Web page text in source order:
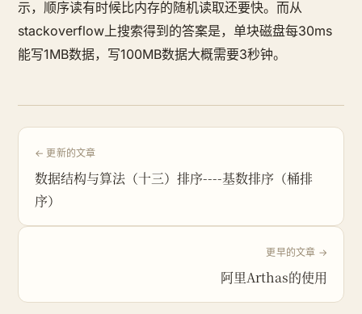
示，顺序读有时候比内存的随机读取还要快。而从
stackoverflow上搜索得到的答案是，单块磁盘每30ms
能写1MB数据，写100MB数据大概需要3秒钟。
← 更新的文章
数据结构与算法（十三）排序----基数排序（桶排
序）
更早的文章 →
阿里Arthas的使用